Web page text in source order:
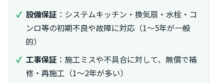
設備保証 ：システムキッチン・換気扇・水栓・コ
ンロ等の初期不良や故障に対応（1〜5年が一般
的）
工事保証 ：施工ミスや不具合に対して、無償で補
修・再施工（1〜2年が多い）